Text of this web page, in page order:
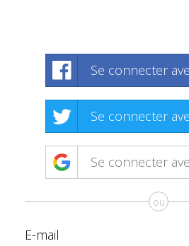
Se connecter
Se connecter
Se connecter
ou
E-mail